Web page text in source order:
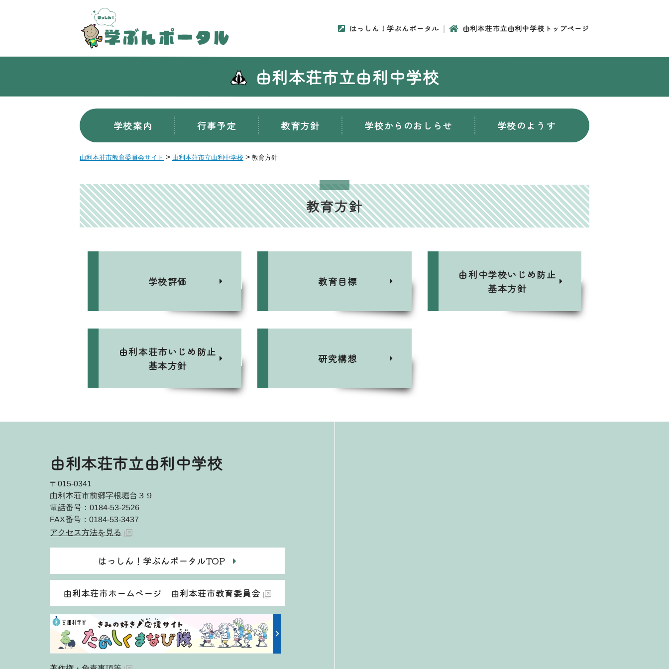
はっしん！学ぶんポータル 由利本荘市立由利中学校トップページ
由利本荘市立由利中学校
学校案内 行事予定 教育方針 学校からのおしらせ 学校のようす
由利本荘市教育委員会サイト > 由利本荘市立由利中学校 > 教育方針
教育方針
学校評価 教育目標
由利中学校いじめ防止
基本方針
由利本荘市いじめ防止
基本方針
研究構想
由利本荘市立由利中学校
〒015-0341
由利本荘市前郷字根堀台３９
電話番号：0184-53-2526
FAX番号：0184-53-3437
アクセス方法を見る
はっしん！学ぶんポータルTOP
由利本荘市ホームページ 由利本荘市教育委員会